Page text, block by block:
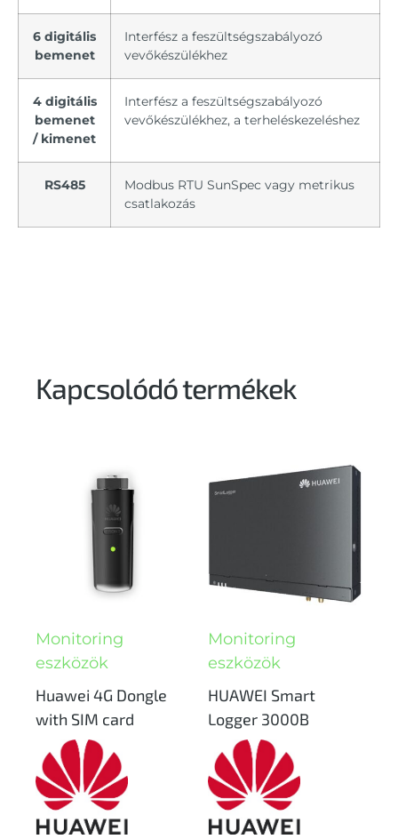
6 digitális
bemenet
Interfész a feszültségszabályozó
vevőkészülékhez
4 digitális
bemenet
/ kimenet
Interfész a feszültségszabályozó
vevőkészülékhez, a terheléskezeléshez
RS485
Modbus RTU SunSpec vagy metrikus
csatlakozás
Kapcsolódó termékek
Monitoring
eszközök
Huawei 4G Dongle
with SIM card
Monitoring
eszközök
HUAWEI Smart
Logger 3000B